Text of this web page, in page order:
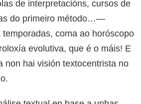
de interpretacións, cursos de
do primeiro método…—
coma ao horóscopo
evolutiva, que é o máis! E
non hai visión textocentrista no